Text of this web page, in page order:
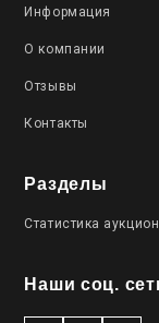
Информация
О компании
Отзывы
Контакты
Разделы
Статистика
Наши соц.